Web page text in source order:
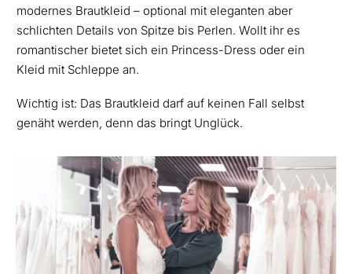
modernes Brautkleid – optional mit eleganten aber
schlichten Details von Spitze bis Perlen. Wollt ihr es
romantischer bietet sich ein Princess-Dress oder ein
Kleid mit Schleppe an.
Wichtig ist: Das Brautkleid darf auf keinen Fall selbst
genäht werden, denn das bringt Unglück.